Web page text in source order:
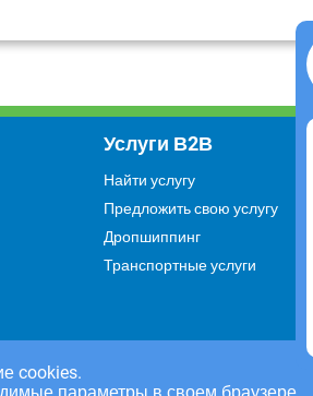
cookies.
параметры в своем браузере.
Услуги В2В
Найти услугу
Предложить свою услугу
Дропшиппинг
Транспортные услуги